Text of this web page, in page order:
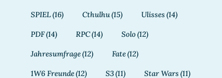
SPIEL(16) Cthulhu(15) Ulisses (14)
PDF(14) RPC(14) Solo(12)
Jahresumfrage(12) Fate(12)
1W6 Freunde(12) S3(11) Star Wars (11)